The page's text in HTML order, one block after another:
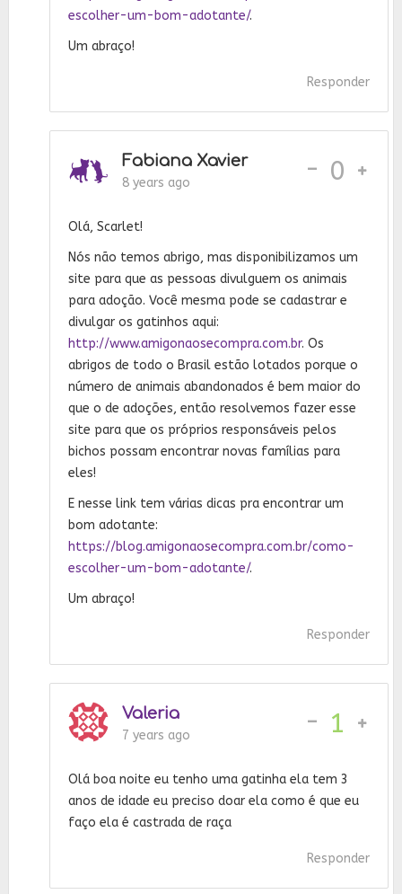
escolher-um-bom-adotante/.
Um abraço!
Responder
Fabiana Xavier
8 years ago - 0
Olá, Scarlet!
Nós não temos abrigo, mas disponibilizamos um
site para que as pessoas divulguem os animais
para adoção. Você mesma pode se cadastrar e
divulgar os gatinhos aqui:
http://www.amigonaosecompra.com.br. Os
abrigos de todo o Brasil estão lotados porque o
número de animais abandonados é bem maior do
que o de adoções, então resolvemos fazer esse
site para que os próprios responsáveis pelos
bichos possam encontrar novas famílias para
eles!
E nesse link tem várias dicas pra encontrar um
bom adotante:
https://blog.amigonaosecompra.com.br/como-
escolher-um-bom-adotante/.
Um abraço!
Responder
Valeria
7 years ago - 1
Olá boa noite eu tenho uma gatinha ela tem 3
anos de idade eu preciso doar ela como é que eu
faço ela é castrada de raça
Responder